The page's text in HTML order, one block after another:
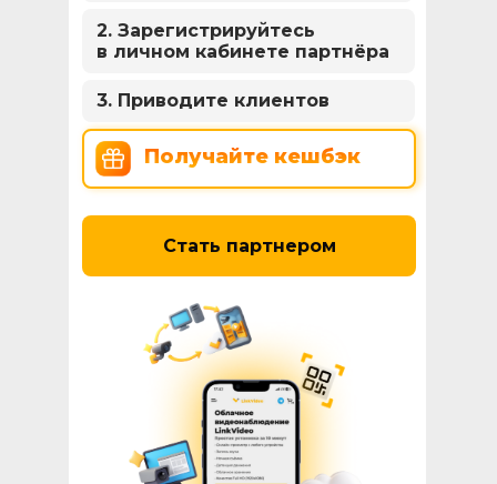
Стать партнером
Получайте кешбэк
3. Приводите клиентов
2. Зарегистрируйтесь
в личном кабинете партнёра